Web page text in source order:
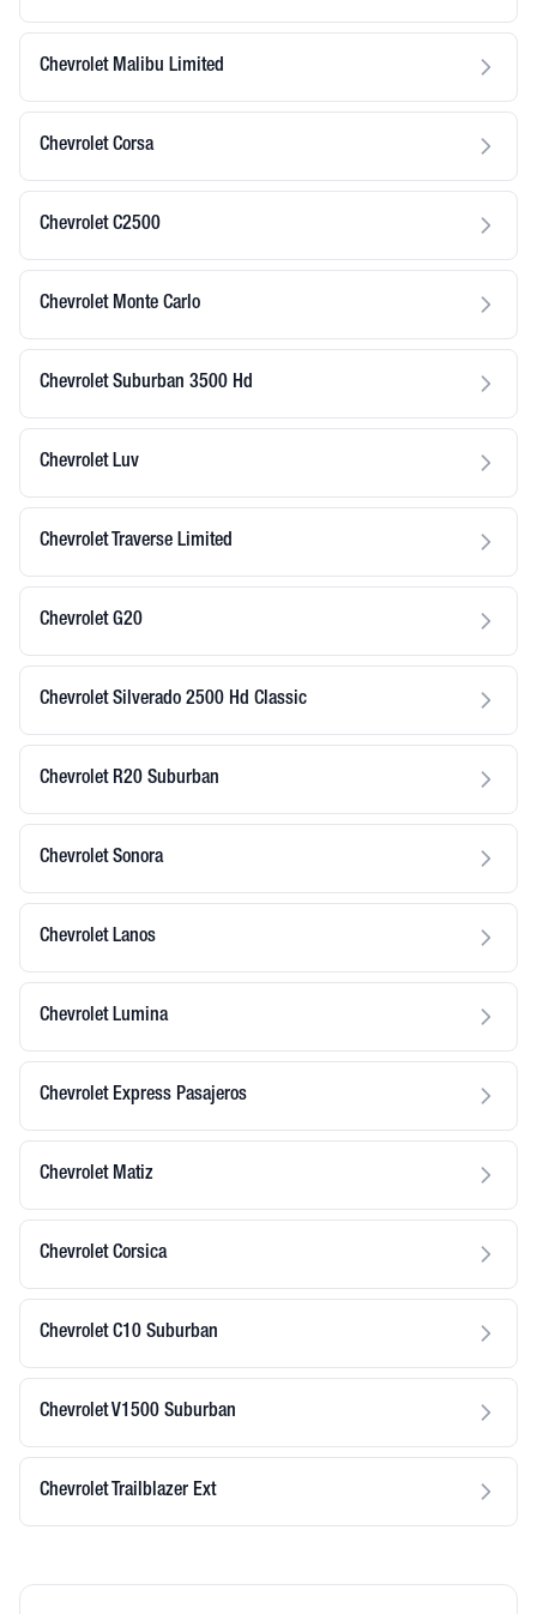
Chevrolet Malibu Limited
Chevrolet Corsa
Chevrolet C2500
Chevrolet Monte Carlo
Chevrolet Suburban 3500 Hd
Chevrolet Luv
Chevrolet Traverse Limited
Chevrolet G20
Chevrolet Silverado 2500 Hd Classic
Chevrolet R20 Suburban
Chevrolet Sonora
Chevrolet Lanos
Chevrolet Lumina
Chevrolet Express Pasajeros
Chevrolet Matiz
Chevrolet Corsica
Chevrolet C10 Suburban
Chevrolet V1500 Suburban
Chevrolet Trailblazer Ext